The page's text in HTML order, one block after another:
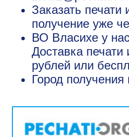
Заказать
получение уже
ВО Власихе у
Доставка
рублей или
Город получения